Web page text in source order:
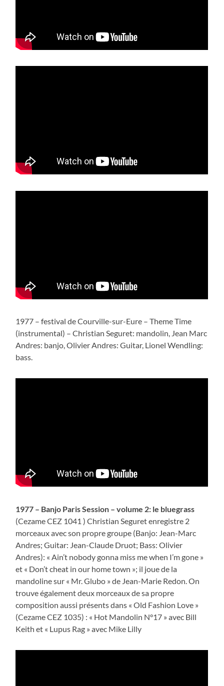
1977 – festival de Courville-sur-Eure – Theme Time
(instrumental) – Christian Seguret: mandolin, Jean Marc
Andres: banjo, Olivier Andres: Guitar, Lionel Wendling:
bass.
1977 – Banjo Paris Session – volume 2: le bluegrass
(Cezame CEZ 1041 ) Christian Seguret enregistre 2
morceaux avec son propre groupe (Banjo: Jean-Marc
Andres; Guitar: Jean-Claude Druot; Bass: Olivier
Andres): « Ain’t nobody gonna miss me when I’m gone »
et « Don’t cheat in our home town »; il joue de la
mandoline sur « Mr. Glubo » de Jean-Marie Redon. On
trouve également deux morceaux de sa propre
composition aussi présents dans « Old Fashion Love »
(Cezame CEZ 1035) : « Hot Mandolin N°17 » avec Bill
Keith et « Lupus Rag » avec Mike Lilly